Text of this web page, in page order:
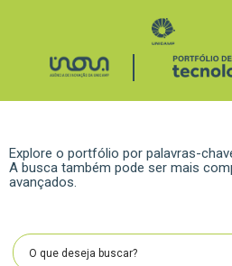
Explore o portfólio por palavras-
A busca também pode ser mais
avançados.